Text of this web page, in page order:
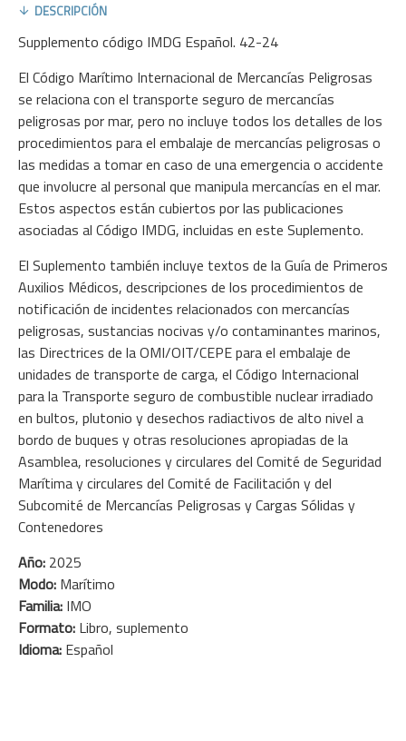
DESCRIPCIÓN
Supplemento código IMDG Español. 42-24
El Código Marítimo Internacional de Mercancías Peligrosas
se relaciona con el transporte seguro de mercancías
peligrosas por mar, pero no incluye todos los detalles de los
procedimientos para el embalaje de mercancías peligrosas o
las medidas a tomar en caso de una emergencia o accidente
que involucre al personal que manipula mercancías en el mar.
Estos aspectos están cubiertos por las publicaciones
asociadas al Código IMDG, incluidas en este Suplemento.
El Suplemento también incluye textos de la Guía de Primeros
Auxilios Médicos, descripciones de los procedimientos de
notificación de incidentes relacionados con mercancías
peligrosas, sustancias nocivas y/o contaminantes marinos,
las Directrices de la OMI/OIT/CEPE para el embalaje de
unidades de transporte de carga, el Código Internacional
para la Transporte seguro de combustible nuclear irradiado
en bultos, plutonio y desechos radiactivos de alto nivel a
bordo de buques y otras resoluciones apropiadas de la
Asamblea, resoluciones y circulares del Comité de Seguridad
Marítima y circulares del Comité de Facilitación y del
Subcomité de Mercancías Peligrosas y Cargas Sólidas y
Contenedores
Año: 2025
Modo: Marítimo
Familia: IMO
Formato: Libro, suplemento
Idioma: Español